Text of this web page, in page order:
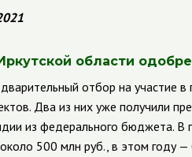
области
отбор на участие
Два из них уже получили
из федерального бюджета. В
500 млн руб., в этом году